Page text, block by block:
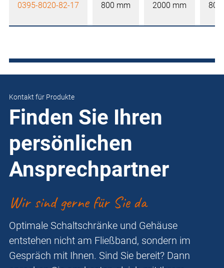
0395-8020-82-17 800 mm 2000 mm 800
Kontakt für Produkte
Finden Sie Ihren
persönlichen
Ansprechpartner
Wir sind gerne für Sie da
Optimale Schaltschränke und Gehäuse
entstehen nicht am Fließband, sondern im
Gespräch mit Ihnen. Sind Sie bereit? Dann